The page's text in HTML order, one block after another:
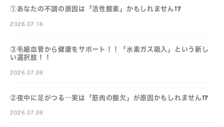
①あなたの不調の原因は「活性酸素」かもしれません❗️❓️
2026.07.16
③毛細血管から健康をサポート！！「水素ガス吸入」という新し
い選択肢！！
2026.07.09
②夜中に足がつる…実は「筋肉の酸欠」が原因かもしれません❗️❓️
2026.07.09